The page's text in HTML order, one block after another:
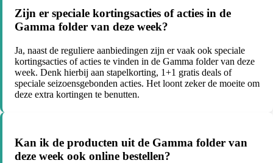
Zijn er speciale kortingsacties of acties in de
Gamma folder van deze week?
Ja, naast de reguliere aanbiedingen zijn er vaak ook speciale
kortingsacties of acties te vinden in de Gamma folder van deze
week. Denk hierbij aan stapelkorting, 1+1 gratis deals of
speciale seizoensgebonden acties. Het loont zeker de moeite om
deze extra kortingen te benutten.
Kan ik de producten uit de Gamma folder van
deze week ook online bestellen?